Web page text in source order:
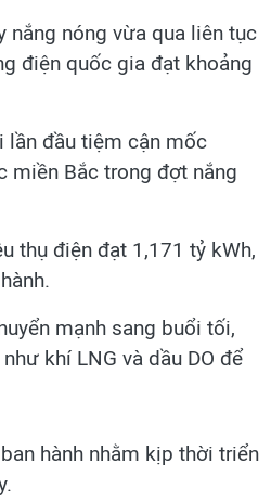
nắng nóng vừa qua liên tục
điện quốc gia đạt khoảng
lần đầu tiệm cận mốc
miền Bắc trong đợt nắng
thụ điện đạt 1,171 tỷ kWh,
mạnh sang buổi tối,
khí LNG và dầu DO để
hành nhằm kịp thời triển